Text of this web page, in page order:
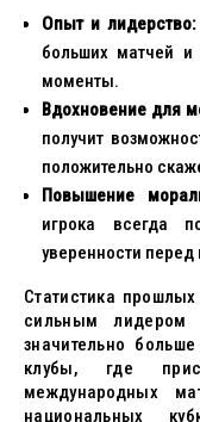
Опыт и лидерство:
больших матчей и
моменты.
Вдохновение для
получит
положительно
Повышение
игрока всегда
уверенности
Статистика
сильным
значительно
клубы, где
международных
национальных